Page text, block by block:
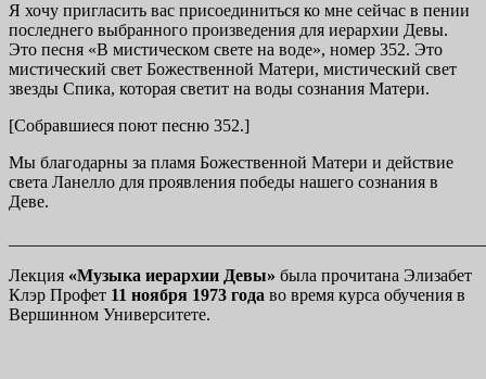
Я хочу пригласить вас присоединиться ко мне сейчас в пении
последнего выбранного произведения для иерархии Девы.
Это песня «В мистическом свете на воде», номер 352. Это
мистический свет Божественной Матери, мистический свет
звезды Спика, которая светит на воды сознания Матери.
[Собравшиеся поют песню 352.]
Мы благодарны за пламя Божественной Матери и действие
света Ланелло для проявления победы нашего сознания в
Деве.
Лекция «Музыка иерархии Девы» была прочитана Элизабет
Клэр Профет 11 ноября 1973 года во время курса обучения в
Вершинном Университете.